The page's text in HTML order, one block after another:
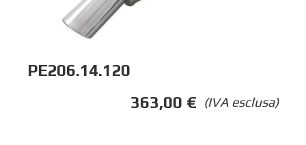
PE206.14.120
(IVA esclusa)
363,00 €